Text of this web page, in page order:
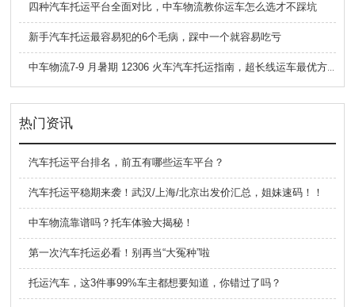
四种汽车托运平台全面对比，中车物流教你运车怎么选才不踩坑
新手汽车托运最容易犯的6个毛病，踩中一个就容易吃亏
中车物流7-9 月暑期 12306 火车汽车托运指南，超长线运车最优方案
热门资讯
汽车托运平台排名，前五有哪些运车平台？
汽车托运平稳期来袭！武汉/上海/北京出发价汇总，姐妹速码！！
中车物流靠谱吗？托车体验大揭秘！
第一次汽车托运必看！别再当“大冤种”啦
托运汽车，这3件事99%车主都想要知道，你错过了吗？